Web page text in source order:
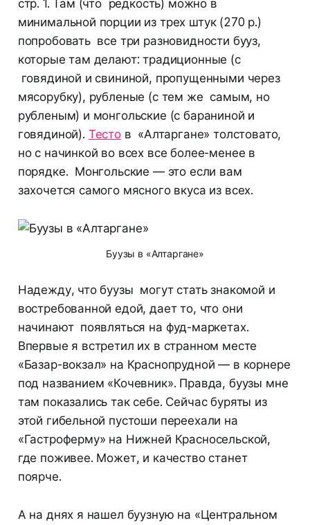
стр. 1. Там (что редкость) можно в
минимальной порции из трех штук (270 р.)
попробовать все три разновидности бууз,
которые там делают: традиционные (с
говядиной и свининой, пропущенными через
мясорубку), рубленые (с тем же самым, но
рубленым) и монгольские (с бараниной и
говядиной). Тестов «Алтаргане» толстовато,
но с начинкой во всех все более-менее в
порядке. Монгольские — это если вам
захочется самого мясного вкуса из всех.
Буузы в «Алтаргане»
Надежду, что буузы могут стать знакомой и
востребованной едой, дает то, что они
начинают появляться на фуд-маркетах.
Впервые я встретил их в странном месте
«Базар-вокзал» на Краснопрудной — в корнере
под названием «Кочевник». Правда, буузы мне
там показались так себе. Сейчас буряты из
этой гибельной пустоши переехали на
«Гастроферму» на Нижней Красносельской,
где поживее. Может, и качество станет
поярче.
А на днях я нашел буузную на «Центральном